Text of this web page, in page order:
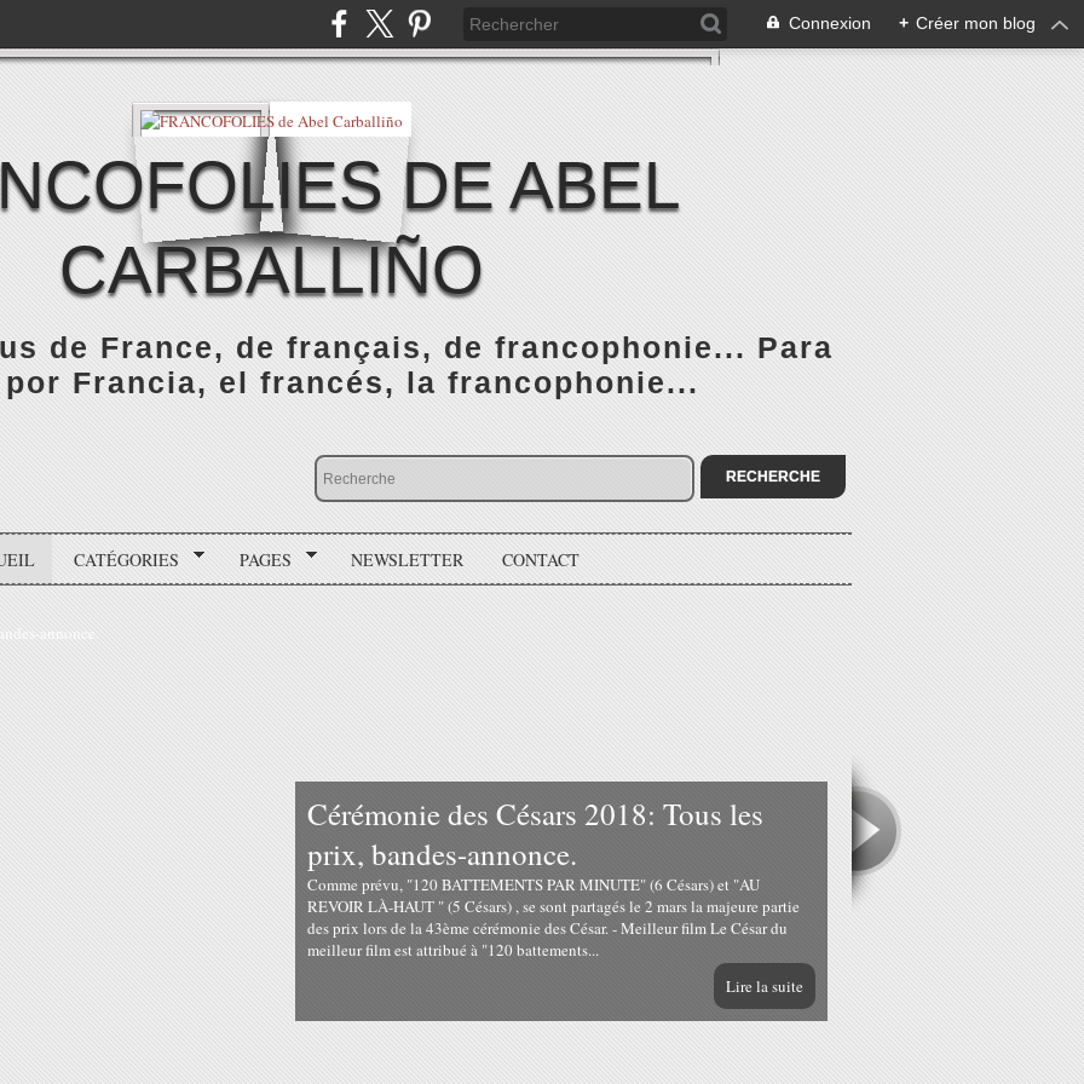
Connexion + Créer mon blog
DE ABEL
CARBALLIÑO
de France, de français, de francophonie... Para
Francia, el francés, la francophonie...
CATÉGORIES PAGES NEWSLETTER CONTACT
Cérémonie des Césars 2018: Tous les
prix, bandes-annonce.
Comme prévu, "120 BATTEMENTS PAR MINUTE" (6 Césars) et "AU
REVOIR LÀ-HAUT " (5 Césars) , se sont partagés le 2 mars la majeure partie
des prix lors de la 43ème cérémonie des César. - Meilleur film Le César du
meilleur film est attribué à "120 battements...
Lire la suite